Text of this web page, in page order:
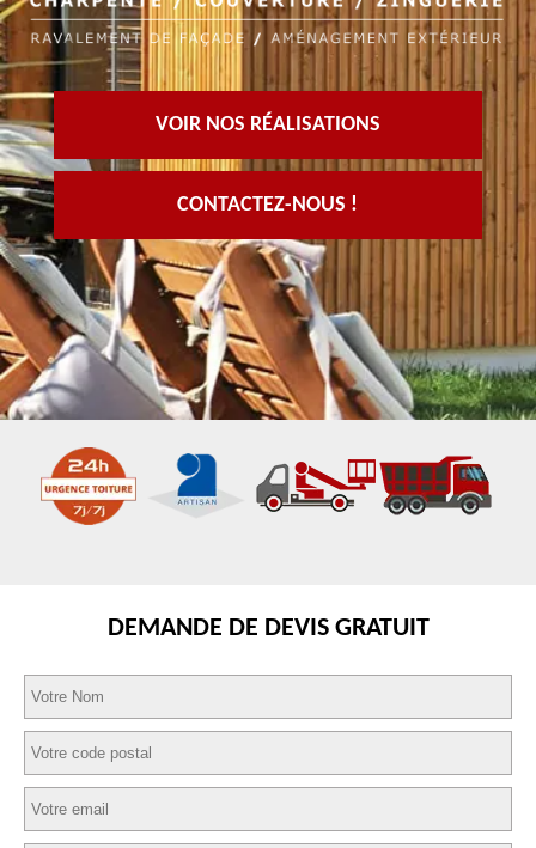
VOIR NOS RÉALISATIONS
CONTACTEZ-NOUS !
DEMANDE DE DEVIS GRATUIT